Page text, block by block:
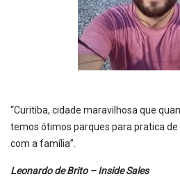
“Curitiba, cidade maravilhosa que
temos ótimos parques para pratica
com a família”.
Leonardo de Brito – Inside Sales